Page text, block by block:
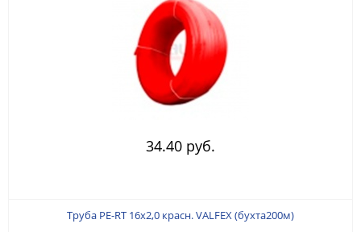
34.40 руб.
Труба PE-RT 16х2,0 красн. VALFEX (бухта200м)